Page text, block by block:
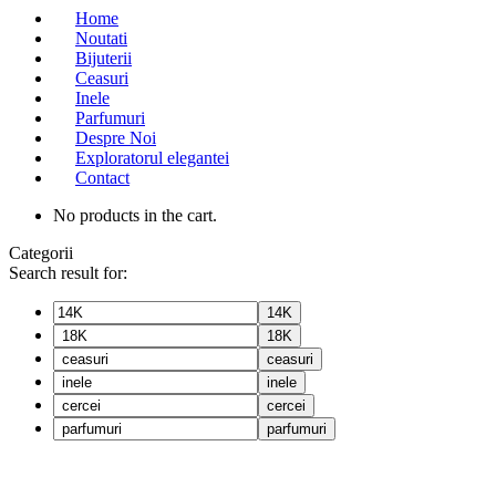
Home
Noutati
Bijuterii
Ceasuri
Inele
Parfumuri
Despre Noi
Exploratorul elegantei
Contact
No products in the cart.
Categorii
Search result for:
14K
18K
ceasuri
inele
cercei
parfumuri